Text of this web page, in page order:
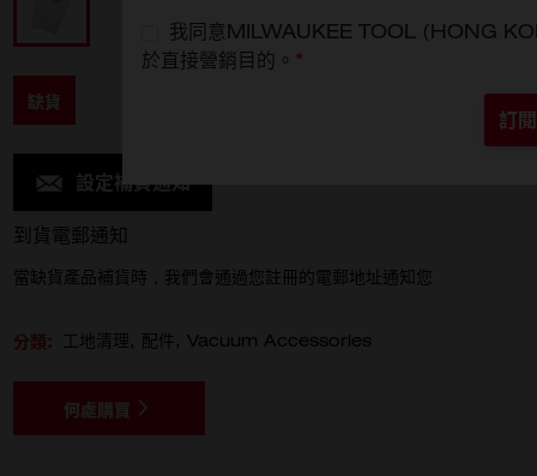
我同意MILWAUKEE TOOL (HONG
於直接營銷目的。 *
訂閱
缺貨
設定補貨通知
到貨電郵通知
當缺貨產品補貨時，我們會通過您註冊的電郵地址通知您
分類: 工地清理 配件 Vacuum Accessories
何處購買